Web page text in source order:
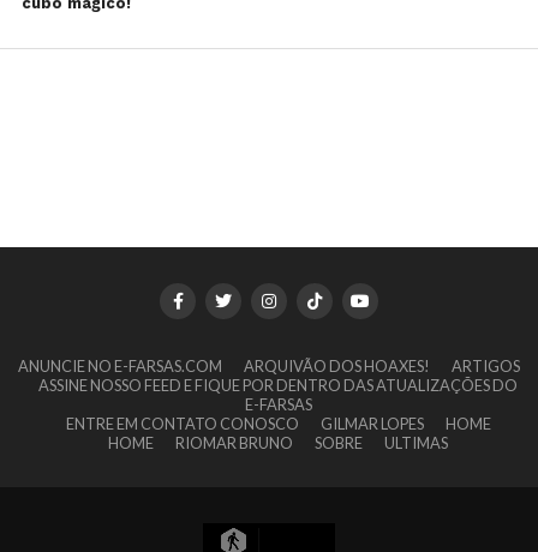
ANUNCIE NO E-FARSAS.COM ARQUIVÃO DOS HOAXES!
ARTIGOS
ASSINE NOSSO FEED E FIQUE POR DENTRO DAS ATUALIZAÇÕES DO
E-FARSAS
ENTRE EM CONTATO CONOSCO
GILMAR LOPES
HOME
HOME
RIOMAR BRUNO SOBRE ULTIMAS